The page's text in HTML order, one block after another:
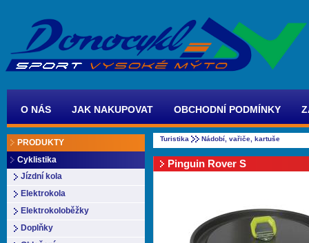
O NÁS JAK NAKUPOVAT OBCHODNÍ PODMÍNKY
PRODUKTY
Cyklistika
Jízdní kola
Elektrokola
Elektrokoloběžky
Doplňky
Turistika Nádobí, vařiče, kartuše
Pinguin Rover S